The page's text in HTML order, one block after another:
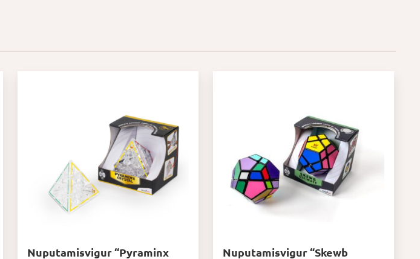
Nuputamisvigur “Pyraminx
Nuputamisvigur “Skewb